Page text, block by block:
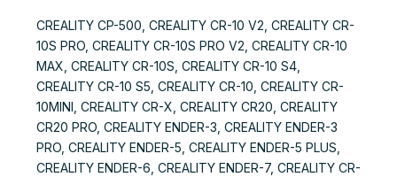
CREALITY CP-500, CREALITY CR-10 V2, CREALITY CR-
10S PRO, CREALITY CR-10S PRO V2, CREALITY CR-10
MAX, CREALITY CR-10S, CREALITY CR-10 S4,
CREALITY CR-10 S5, CREALITY CR-10, CREALITY CR-
10MINI, CREALITY CR-X, CREALITY CR20, CREALITY
CR20 PRO, CREALITY ENDER-3, CREALITY ENDER-3
PRO, CREALITY ENDER-5, CREALITY ENDER-5 PLUS,
CREALITY ENDER-6, CREALITY ENDER-7, CREALITY CR-